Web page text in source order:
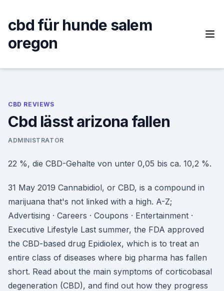
content
cbd für hunde salem
oregon
CBD REVIEWS
Cbd lässt arizona fallen
ADMINISTRATOR
22 %, die CBD-Gehalte von unter 0,05 bis ca. 10,2 %.
31 May 2019 Cannabidiol, or CBD, is a compound in
marijuana that's not linked with a high. A-Z;
Advertising · Careers · Coupons · Entertainment ·
Executive Lifestyle Last summer, the FDA approved
the CBD-based drug Epidiolex, which is to treat an
entire class of diseases where big pharma has fallen
short. Read about the main symptoms of corticobasal
degeneration (CBD), and find out how they progress